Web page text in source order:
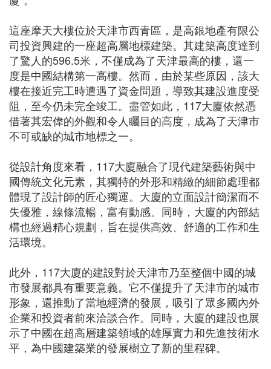
這座摩天大樓位於天津市西青區，是高銀地產有限公
司投資興建的一座超高層地標建築。其建築高度達到
了驚人的596.5米，不僅成為了天津最高的樓，還一
度是中國結構第一高樓。然而，由於某些原因，該大
樓在接近完工時遭遇了資金問題，導致其建設進度受
阻，至今仍未完全竣工。盡管如此，117大廈依然憑
借著其宏偉的外觀和令人矚目的高度，成為了天津市
不可或缺的城市地標之一。
從設計角度來看，117大廈融合了現代建築藝術與中
國傳統文化元素，其獨特的外形和精緻的細節處理都
體現了設計師的匠心獨運。大廈的立面設計簡潔而不
失優雅，線條流暢，富有動感。同時，大廈的內部結
構也經過精心規劃，旨在提供高效、舒適的工作和生
活環境。
此外，117大廈的建設對於天津市乃至整個中國的城
市發展都具有重要意義。它不僅提升了天津市的城市
形象，還推動了當地經濟的發展，吸引了眾多國內外
企業和投資者前來洽談合作。同時，大廈的建設也展
示了中國在超高層建築領域的雄厚實力和先進技術水
平，為中國建築業的發展樹立了新的里程碑。